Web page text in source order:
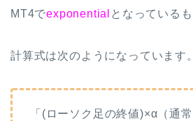
MT4でexponential となっている
計算式は次のようになっています。
「(ローソク足の終値)×α（通